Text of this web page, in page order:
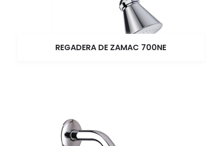
REGADERA DE ZAMAC 700NE